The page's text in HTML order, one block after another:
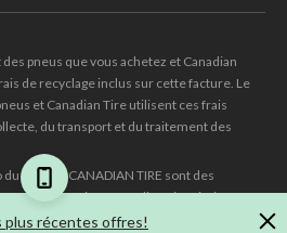
plus récentes offres!
pneus que vous achetez et Canadian
de recyclage inclus sur cette facture. Le
et Canadian Tire utilisent ces frais
du transport et du traitement des
du triangle CANADIAN TIRE sont des
de la Société Canadian Tire Limitée.